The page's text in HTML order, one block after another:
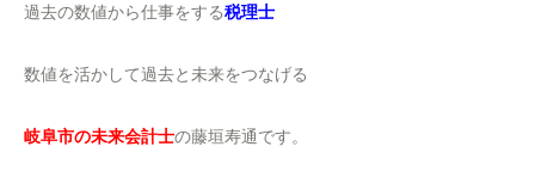
過去の数値から仕事をする税理士
数値を活かして過去と未来をつなげる
岐阜市の未来会計士の藤垣寿通です。